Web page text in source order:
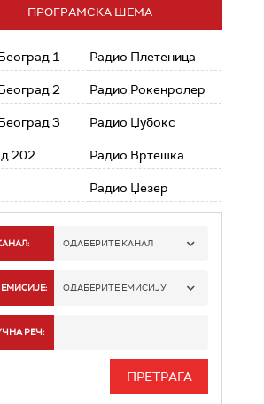
ПРОГРАМСКА ШЕМА
1
2
3
202
Радио Плетеница
Радио Рокенролер
Радио Џубокс
Радио Вртешка
Радио Џезер
ОДАБЕРИТЕ КАНАЛ
РАДИО БЕОГРАД 1
РАДИО БЕОГРАД 3
ОДАБЕРИТЕ ЕМИСИЈУ
РЕЧ: